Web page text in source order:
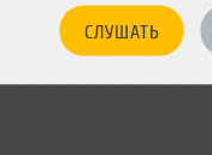
СЛУШАТЬ